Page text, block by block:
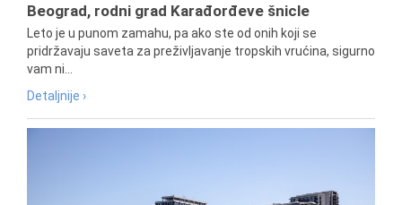
Beograd, rodni grad Karađorđeve šnicle
Leto je u punom zamahu, pa ako ste od onih koji se
pridržavaju saveta za preživljavanje tropskih vrućina, sigurno
vam ni...
Detaljnije ›